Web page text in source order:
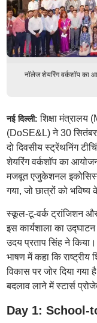
नॉलेज शेयरिंग वर्कशॉप का
नई दिल्ली:शिक्षा मंत्रालय
(DoSE&L) ने 30
दो दिवसीय स्ट्रेंथनिंग
शेयरिंग वर्कशॉप का
मजबूत एजुकेशनल
गया, जो छात्रों को
स्कूल-टू-वर्क ट्रांजिशन
इस कार्यशाला का
उदय प्रताप सिंह ने
भाषण में कहा कि
विकास पर जोर दिया गया
बदलाव लाने में स्टार्स
Day 1: School-